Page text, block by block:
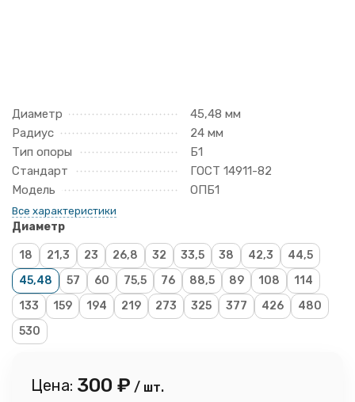
Диаметр
45,48 мм
Радиус
24 мм
Тип опоры
Б1
Стандарт
ГОСТ 14911-82
Модель
ОПБ1
Все характеристики
Диаметр
18 21,3 23 26,8 32 33,5 38 42,3
44,5
45,48
57 60 75,5 76 88,5 89 108
114
133
159 194 219 273 325 377 426
480
530
Цена: 300 ₽ / шт.